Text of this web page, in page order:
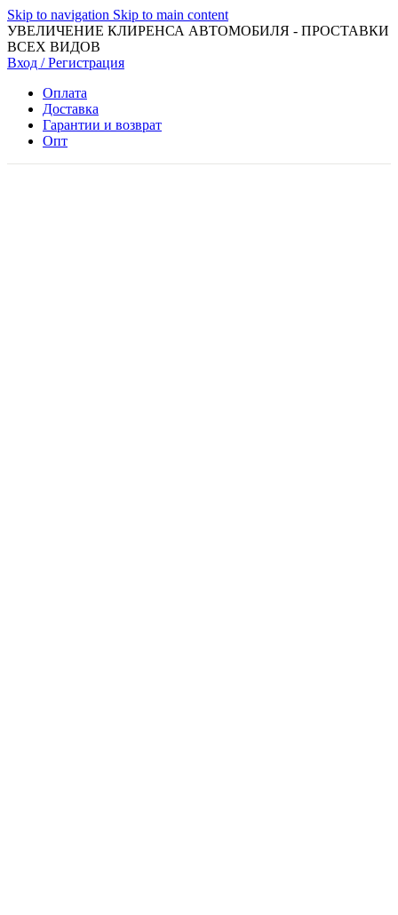
Skip to navigation Skip to main content
УВЕЛИЧЕНИЕ КЛИРЕНСА АВТОМОБИЛЯ - ПРОСТАВКИ
ВСЕХ ВИДОВ
Вход / Регистрация
Оплата
Доставка
Гарантии и возврат
Опт